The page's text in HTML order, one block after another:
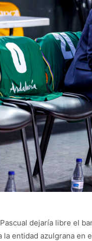
dejaría libre el
entidad azulgrana en